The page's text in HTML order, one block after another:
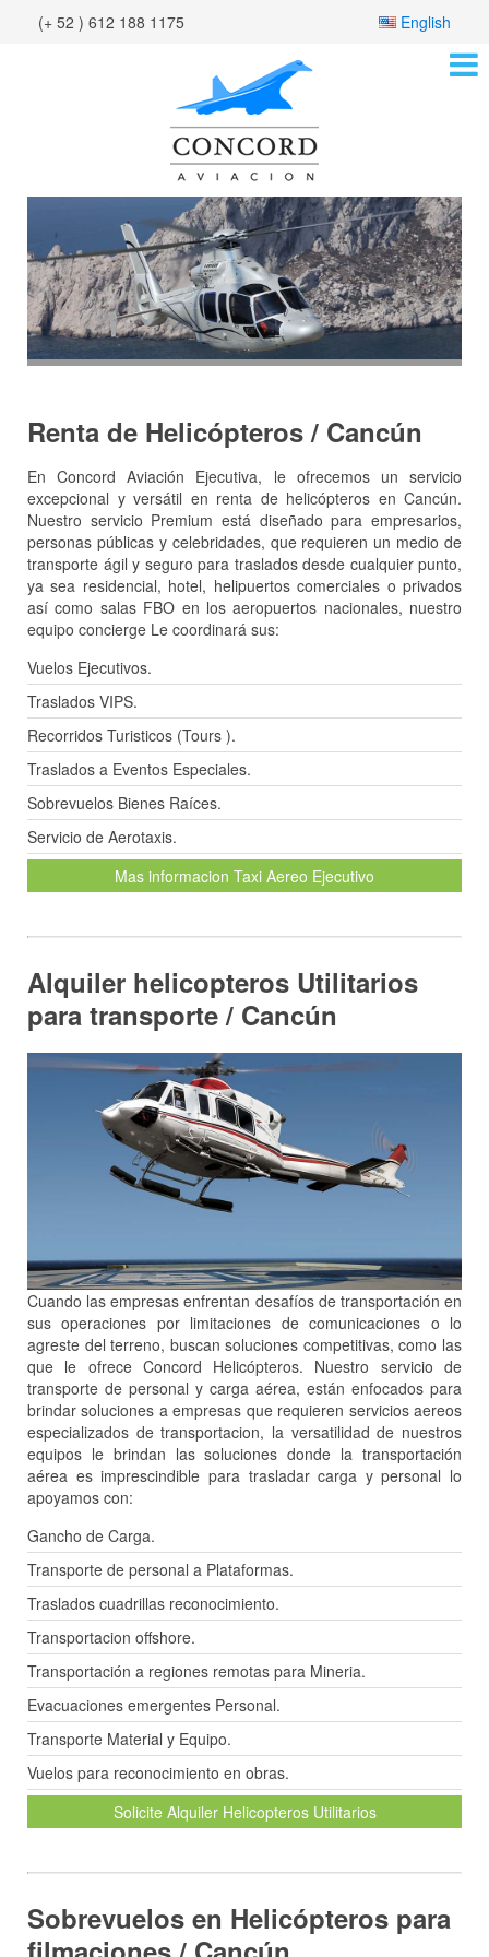
(+ 52 ) 612 188 1175 English
Renta de Helicópteros / Cancún
En Concord Aviación Ejecutiva, le ofrecemos un servicio
excepcional y versátil en renta de helicópteros en Cancún.
Nuestro servicio Premium está diseñado para empresarios,
personas públicas y celebridades, que requieren un medio de
transporte ágil y seguro para traslados desde cualquier punto,
ya sea residencial, hotel, helipuertos comerciales o privados
así como salas FBO en los aeropuertos nacionales, nuestro
equipo concierge Le coordinará sus:
Vuelos Ejecutivos.
Traslados VIPS.
Recorridos Turisticos (Tours ).
Traslados a Eventos Especiales.
Sobrevuelos Bienes Raíces.
Servicio de Aerotaxis.
Mas informacion Taxi Aereo Ejecutivo
Alquiler helicopteros Utilitarios
para transporte / Cancún
Cuando las empresas enfrentan desafíos de transportación en
sus operaciones por limitaciones de comunicaciones o lo
agreste del terreno, buscan soluciones competitivas, como las
que le ofrece Concord Helicópteros. Nuestro servicio de
transporte de personal y carga aérea, están enfocados para
brindar soluciones a empresas que requieren servicios aereos
especializados de transportacion, la versatilidad de nuestros
equipos le brindan las soluciones donde la transportación
aérea es imprescindible para trasladar carga y personal lo
apoyamos con:
Gancho de Carga.
Transporte de personal a Plataformas.
Traslados cuadrillas reconocimiento.
Transportacion offshore.
Transportación a regiones remotas para Mineria.
Evacuaciones emergentes Personal.
Transporte Material y Equipo.
Vuelos para reconocimiento en obras.
Solicite Alquiler Helicopteros Utilitarios
Sobrevuelos en Helicópteros para